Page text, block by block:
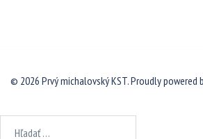
© 2026 Prvý michalovský KST. Proudly powered